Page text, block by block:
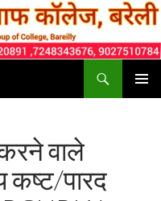
वाले
कष्ट/पारद